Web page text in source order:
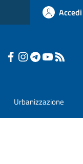
Urbanizzazione